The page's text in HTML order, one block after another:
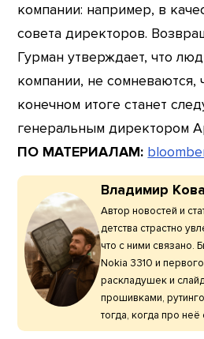
компании: например, в
совета директоров.
Гурман утверждает, что
компании, не сомневаются,
конечном итоге станет
генеральным директором
ПО МАТЕРИАЛАМ:
Владимир
Автор новостей и
детства страстно
что с ними связано.
Nokia 3310 и
раскладушек и
прошивками,
тогда, когда про